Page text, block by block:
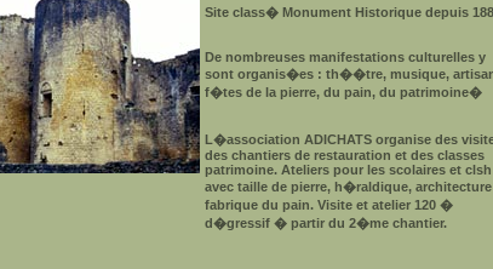
Site class� Monument Historique depuis
De nombreuses manifestations culturelles y
sont organis�es : th��tre, musique,
f�tes de la pierre, du pain, du patrimoine�
L�association ADICHATS organise des
des chantiers de restauration et des classes
patrimoine. Ateliers pour les scolaires et clsh
avec taille de pierre, h�raldique, architecture
fabrique du pain. Visite et atelier 120 �
d�gressif � partir du 2�me chantier.